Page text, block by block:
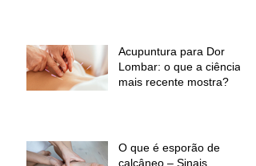
Acupuntura para Dor
Lombar: o que a ciência
mais recente mostra?
O que é esporão de
calcâneo – Sinais